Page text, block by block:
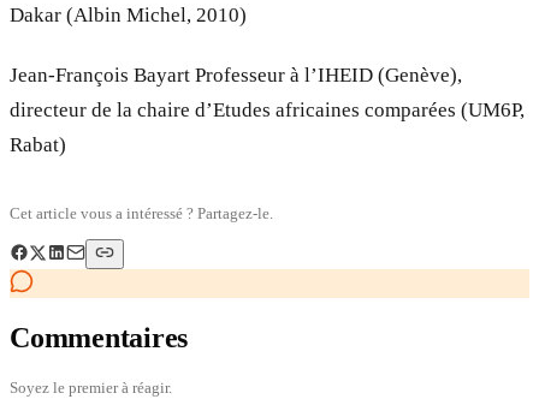
Dakar (Albin Michel, 2010)
Jean-François Bayart Professeur à l’IHEID (Genève),
directeur de la chaire d’Etudes africaines comparées (UM6P,
Rabat)
Cet article vous a intéressé ? Partagez-le.
Commentaires
Soyez le premier à réagir.